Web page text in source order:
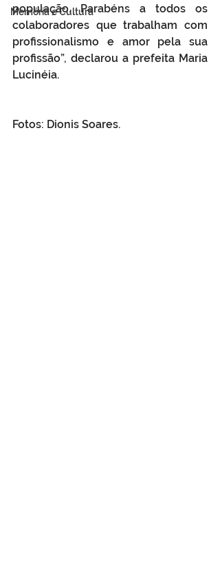
Memória e Cultura
população. Parabéns a todos os
colaboradores que trabalham com
profissionalismo e amor pela sua
profissão”, declarou a prefeita Maria
Lucinéia.
Fotos: Dionis Soares.